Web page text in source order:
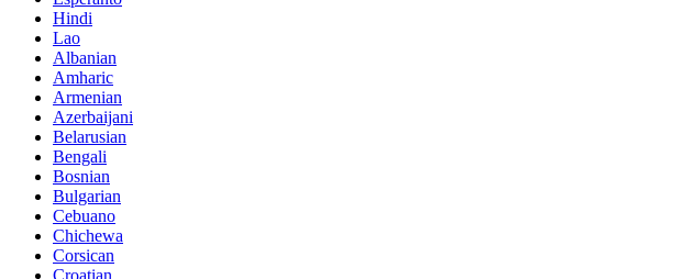
Hindi
Lao
Albanian
Amharic
Armenian
Azerbaijani
Belarusian
Bengali
Bosnian
Bulgarian
Cebuano
Chichewa
Corsican
Croatian